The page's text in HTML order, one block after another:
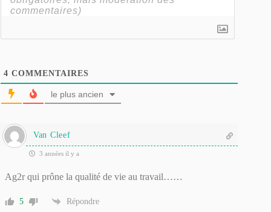
4 COMMENTAIRES
le plus ancien
Van Cleef
3 années il y a
Ag2r qui prône la qualité de vie au travail……
5 Répondre